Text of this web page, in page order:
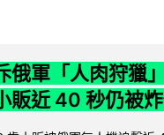
俄軍「人肉狩獵
販近 40 秒仍被